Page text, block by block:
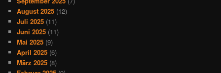
August 2025 (12)
Juli 2025 (11)
Juni 2025 (11)
Mai 2025 (9)
April 2025 (6)
März 2025 (8)